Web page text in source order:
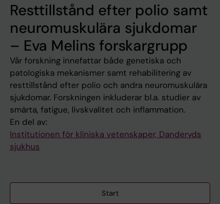
Resttillstånd efter polio samt
neuromuskulära sjukdomar
– Eva Melins forskargrupp
Vår forskning innefattar både genetiska och
patologiska mekanismer samt rehabilitering av
resttillstånd efter polio och andra neuromuskulära
sjukdomar. Forskningen inkluderar bl.a. studier av
smärta, fatigue, livskvalitet och inflammation.
En del av:
Institutionen för kliniska vetenskaper, Danderyds
sjukhus
Start